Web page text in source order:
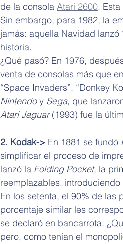
de la consola Atari 2600.
Sin embargo, para 1982, la
jamás: aquella Navidad lanzó
historia.
¿Qué pasó? En 1976,
venta de consolas más que
“Space Invaders”, “Donkey
Nintendo y Sega, que
Atari Jaguar (1993) fue la
2. Kodak-> En 1881 se fundó
simplificar el proceso de
lanzó la Folding Pocket, la
reemplazables,
En los setenta, el 90% de las
porcentaje similar les
se declaró en bancarrota.
pero, como tenían el